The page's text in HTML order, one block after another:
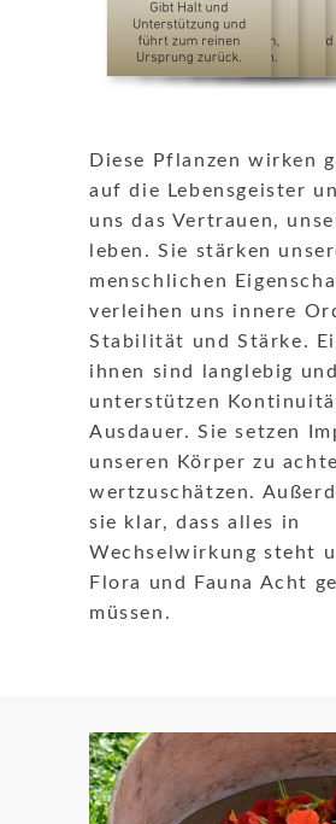
Diese Pflanzen wirken
auf die Lebensgeister
uns das Vertrauen,
leben. Sie stärken
menschlichen
verleihen uns innere
Stabilität und Stärke.
ihnen sind langlebig und
unterstützen
Ausdauer. Sie setzen
unseren Körper zu
wertzuschätzen.
sie klar, dass alles in
Wechselwirkung steht
Flora und Fauna Acht
müssen.